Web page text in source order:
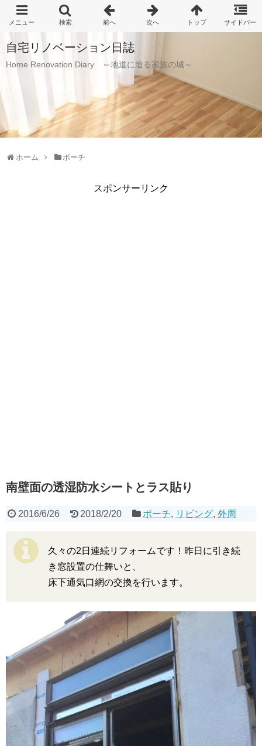
自宅リノベーション日誌
Home Renovation Diary ～地道に造る家族の城～
ホーム ポーチ
スポンサーリンク
南壁面の透湿防水シートとラス貼り
2016/6/26 2018/2/20 ポーチ, リビング,外周
久々の2日連続リフォームです！昨日に引き続
き窓設置の仕舞いと、
床下通気口網の交換を行います。